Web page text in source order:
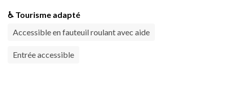
♿ Tourisme adapté
Accessible en fauteuil roulant avec aide
Entrée accessible